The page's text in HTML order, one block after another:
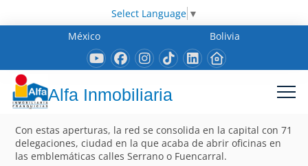
Select Language ▼
México
Bolivia
Alfa Inmobiliaria
Con estas aperturas, la red se consolida en la capital con 71
delegaciones, ciudad en la que acaba de abrir oficinas en
las emblemáticas calles Serrano o Fuencarral.